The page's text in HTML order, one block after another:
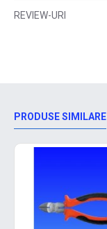
REVIEW-URI
PRODUSE SIMILARE